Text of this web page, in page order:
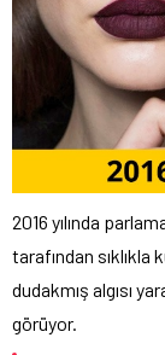
2016 yılında
tarafından sıklıkla
dudakmış algısı
görüyor.